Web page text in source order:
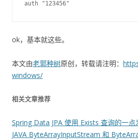
ok，基本就这些。
本文由老郭种树原创，转载请注明：
windows/
相关文章推荐
Spring Data JPA 使用 Exists 查询的一点
JAVA ByteArrayInputStream 和